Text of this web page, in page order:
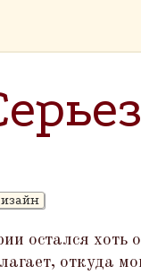
остался хоть
откуда